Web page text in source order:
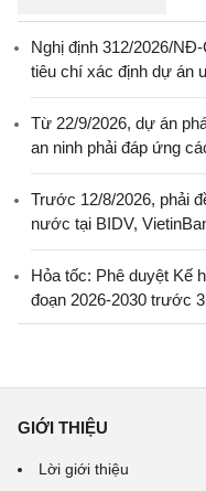
Nghị định 312/2026/
tiêu chí xác định dự án
Từ 22/9/2026, dự án
an ninh phải đáp ứng
Trước 12/8/2026, phải
nước tại BIDV,
Hỏa tốc: Phê duyệt Kế
đoạn 2026-2030 trước
GIỚI THIỆU
Lời giới thiệu